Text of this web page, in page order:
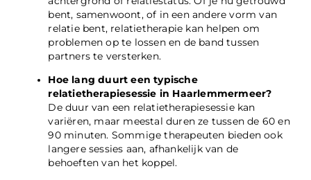
bent, samenwoont, of in een andere vorm van
relatie bent, relatietherapie kan helpen om
problemen op te lossen en de band tussen
partners te versterken.
Hoe lang duurt een typische
relatietherapiesessie in Haarlemmermeer?
De duur van een relatietherapiesessie kan
variëren, maar meestal duren ze tussen de 60 en
90 minuten. Sommige therapeuten bieden ook
langere sessies aan, afhankelijk van de
behoeften van het koppel.